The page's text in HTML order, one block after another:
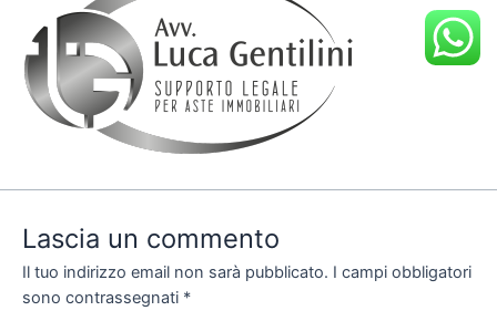
Lascia un commento
Il tuo indirizzo email non sarà pubblicato. I campi obbligatori
sono contrassegnati *